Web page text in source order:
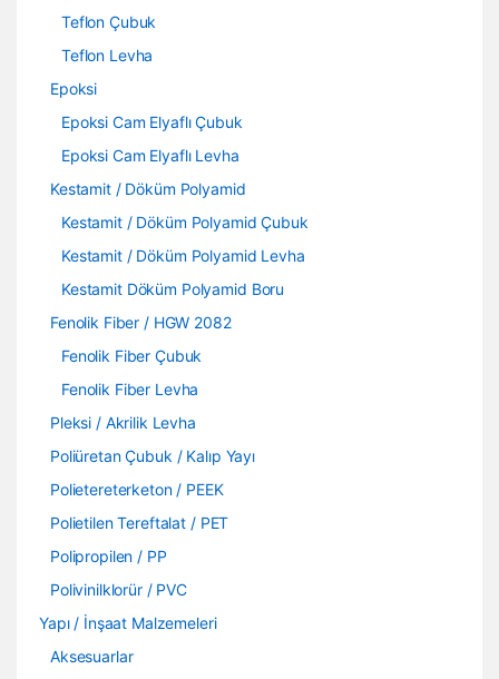
Teflon Çubuk
Teflon Levha
Epoksi
Epoksi Cam Elyaflı Çubuk
Epoksi Cam Elyaflı Levha
Kestamit / Döküm Polyamid
Kestamit / Döküm Polyamid Çubuk
Kestamit / Döküm Polyamid Levha
Kestamit Döküm Polyamid Boru
Fenolik Fiber / HGW 2082
Fenolik Fiber Çubuk
Fenolik Fiber Levha
Pleksi / Akrilik Levha
Poliüretan Çubuk / Kalıp Yayı
Polietereterketon / PEEK
Polietilen Tereftalat / PET
Polipropilen / PP
Polivinilklorür / PVC
Yapı / İnşaat Malzemeleri
Aksesuarlar